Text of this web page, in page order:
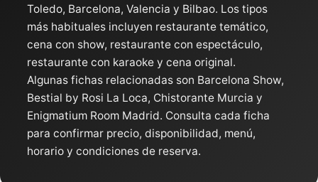
Toledo, Barcelona, Valencia y Bilbao. Los tipos
más habituales incluyen restaurante temático,
cena con show, restaurante con espectáculo,
restaurante con karaoke y cena original.
Algunas fichas relacionadas son Barcelona Show,
Bestial by Rosi La Loca, Chistorante Murcia y
Enigmatium Room Madrid. Consulta cada ficha
para confirmar precio, disponibilidad, menú,
horario y condiciones de reserva.